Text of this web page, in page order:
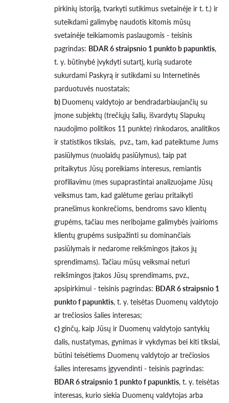
pirkinių istoriją, tvarkyti sutikimus svetainėje ir t. t.) ir
suteikdami galimybę naudotis kitomis mūsų
svetainėje teikiamomis paslaugomis - teisinis
pagrindas: BDAR 6 straipsnio 1 punkto b papunktis,
t. y. būtinybė įvykdyti sutartį, kurią sudarote
sukurdami Paskyrą ir sutikdami su Internetinės
parduotuvės nuostatais;
b) Duomenų valdytojo ar bendradarbiaujančių su
įmone subjektų (trečiųjų šalių, išvardytų Slapukų
naudojimo politikos 11 punkte) rinkodaros, analitikos
ir statistikos tikslais, pvz., tam, kad pateiktume Jums
pasiūlymus (nuolaidų pasiūlymus), taip pat
pritaikytus Jūsų poreikiams interesus, remiantis
profiliavimu (mes supaprastintai analizuojame Jūsų
veiksmus tam, kad galėtume geriau pritaikyti
pranešimus konkrečioms, bendroms savo klientų
grupėms, tačiau mes neribojame galimybės įvairioms
klientų grupėms susipažinti su dominančiais
pasiūlymais ir nedarome reikšmingos įtakos jų
sprendimams). Tačiau mūsų veiksmai neturi
reikšmingos įtakos Jūsų sprendimams, pvz.,
apsipirkimui - teisinis pagrindas: BDAR 6 straipsnio 1
punkto f papunktis, t. y. teisėtas Duomenų valdytojo
ar trečiosios šalies interesas;
c)ginčų, kaip Jūsų ir Duomenų valdytojo santykių
dalis, nustatymas, gynimas ir vykdymas bei kiti tikslai,
būtini teisėtiems Duomenų valdytojo ar trečiosios
šalies interesams įgyvendinti - teisinis pagrindas:
BDAR 6 straipsnio 1 punkto f papunktis, t. y. teisėtas
interesas, kurio siekia Duomenų valdytojas arba